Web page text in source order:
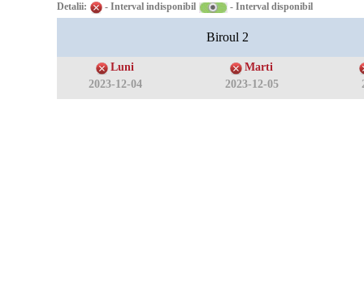
Detalii: - Interval indisponibil - Interval disponibil
Biroul 2
Luni
2023-12-04
Marti
2023-12-05